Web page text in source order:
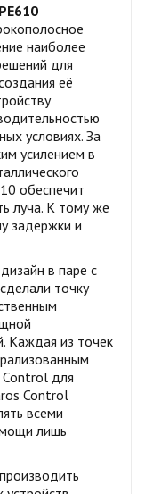
наиболее
для
её
условиях. За
усилением в
обеспечит
луча. К тому же
задержки и
в паре с
точку
Каждая из точек
для
Control
всеми
лишь